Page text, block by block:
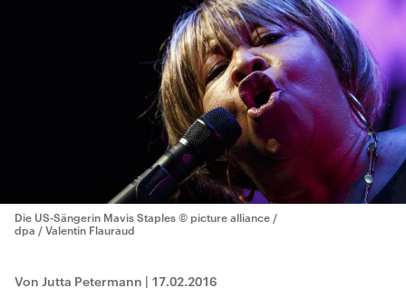
Die US-Sängerin Mavis Staples © picture alliance /
dpa / Valentin Flauraud
Von Jutta Petermann | 17.02.2016